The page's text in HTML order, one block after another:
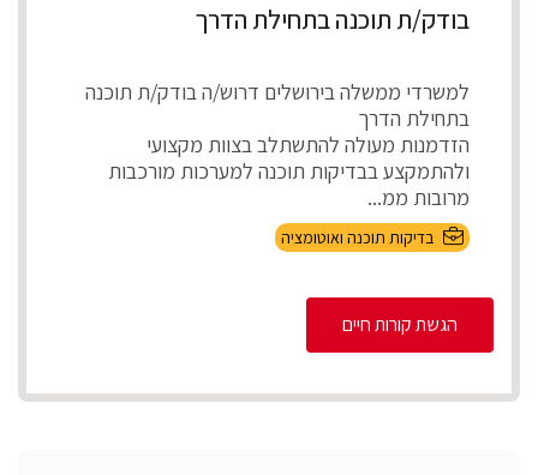
בודק/ת תוכנה בתחילת הדרך
למשרדי ממשלה בירושלים דרוש/ה בודק/ת תוכנה
בתחילת הדרך
הזדמנות מעולה להתשתלב בצוות מקצועי
ולהתמקצע בבדיקות תוכנה למערכות מורכבות
מרובות ממ...
בדיקות תוכנה ואוטומציה
הגשת קורות חיים